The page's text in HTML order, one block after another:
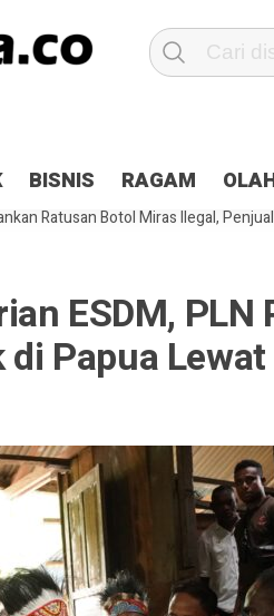
BISNIS RAGAM
2×24 jam di Kota Jayapura
Terbakar
Hibah Pilkada
Ratusan Botol Miras Ilegal,
ESDM, PLN
Papua